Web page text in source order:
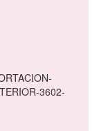
3602-